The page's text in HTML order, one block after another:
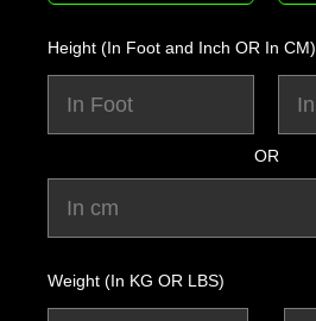
Height (In Foot and Inch OR In CM)
OR
Weight (In KG OR LBS)